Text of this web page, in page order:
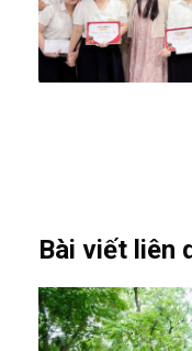
Bài viết liên